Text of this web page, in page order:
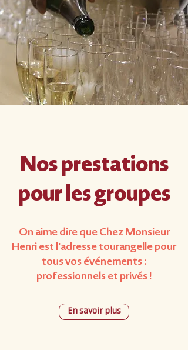
Nos prestations
pour les groupes
On aime dire que Chez Monsieur
Henri est l'adresse tourangelle pour
tous vos événements :
professionnels et privés !
En savoir plus